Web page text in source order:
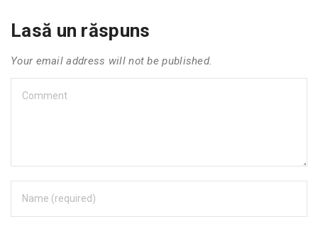
Lasă un răspuns
Your email address will not be published.